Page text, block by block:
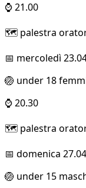
⌚ 21.00
🗺️ palestra
📅 mercoledì
🏐 under 18
⌚ 20.30
🗺️ palestra
📅 domenica 27.04
🏐 under 15